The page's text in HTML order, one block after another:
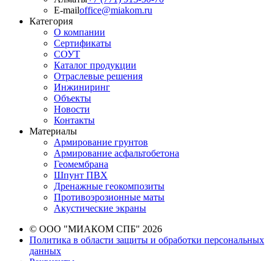
E-mailoffice@miakom.ru
Категория
О компании
Сертификаты
СОУТ
Каталог продукции
Отраслевые решения
Инжиниринг
Объекты
Новости
Контакты
Материалы
Армирование грунтов
Армирование асфальтобетона
Геомембрана
Шпунт ПВХ
Дренажные геокомпозиты
Противоэрозионные маты
Акустические экраны
© ООО "МИАКОМ СПБ" 2026
Политика в области защиты и обработки персональных
данных